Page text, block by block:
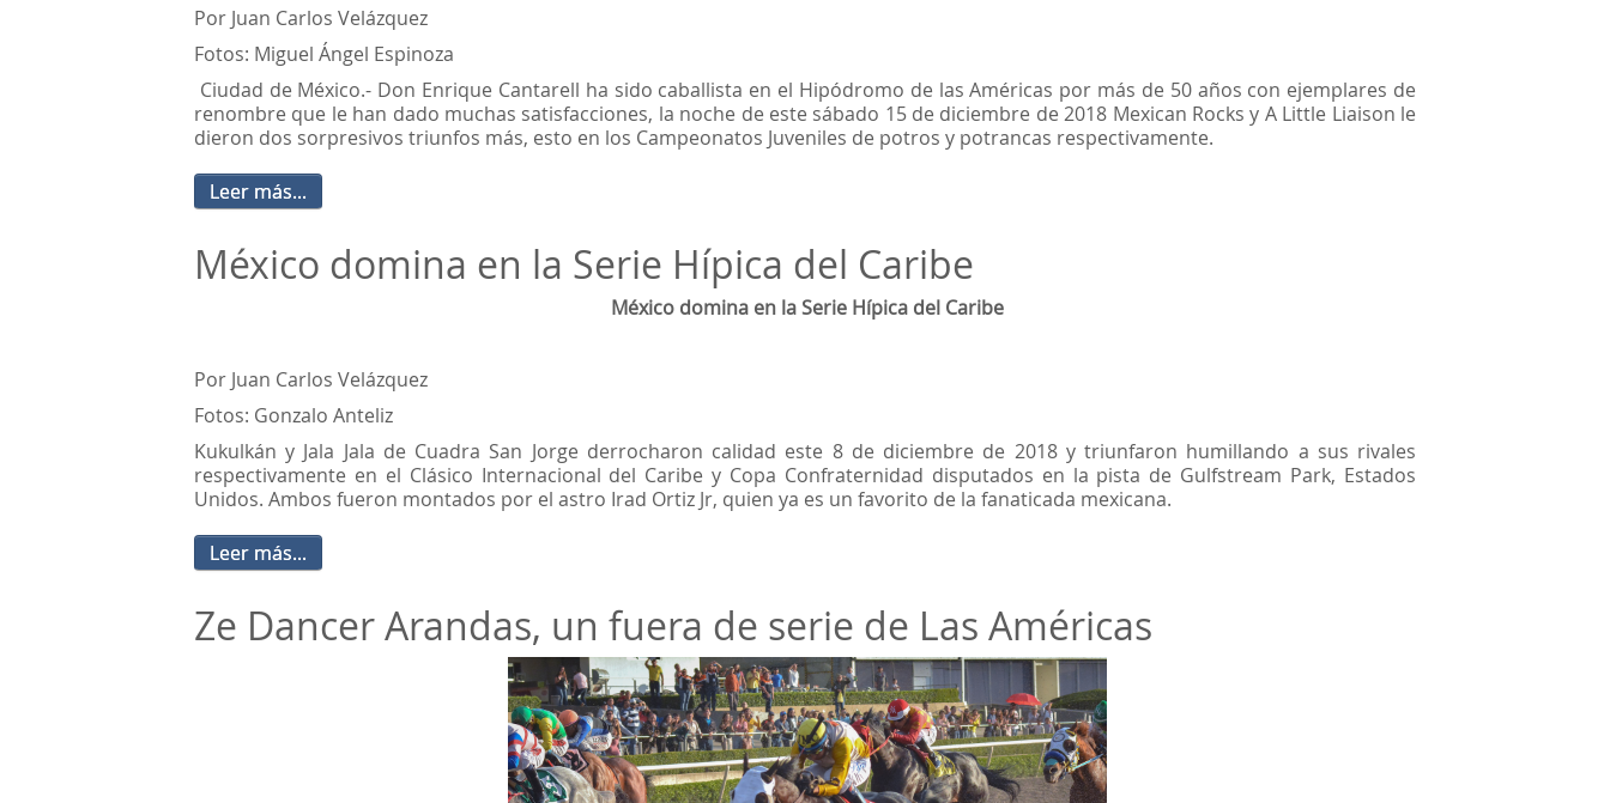
Por Juan Carlos Velázquez
Fotos: Miguel Ángel Espinoza
Ciudad de México.- Don Enrique Cantarell ha sido caballista en el Hipódromo de las Américas por más de 50 años con ejemplares de
renombre que le han dado muchas satisfacciones, la noche de este sábado 15 de diciembre de 2018 Mexican Rocks y A Little Liaison le
dieron dos sorpresivos triunfos más, esto en los Campeonatos Juveniles de potros y potrancas respectivamente.
Leer más...
México domina en la Serie Hípica del Caribe
México domina en la Serie Hípica del Caribe
Por Juan Carlos Velázquez
Fotos: Gonzalo Anteliz
Kukulkán y Jala Jala de Cuadra San Jorge derrocharon calidad este 8 de diciembre de 2018 y triunfaron humillando a sus rivales
respectivamente en el Clásico Internacional del Caribe y Copa Confraternidad disputados en la pista de Gulfstream Park, Estados
Unidos. Ambos fueron montados por el astro Irad Ortiz Jr, quien ya es un favorito de la fanaticada mexicana.
Leer más...
Ze Dancer Arandas, un fuera de serie de Las Américas